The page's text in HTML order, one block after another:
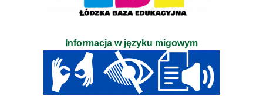
Informacja w języku migowym